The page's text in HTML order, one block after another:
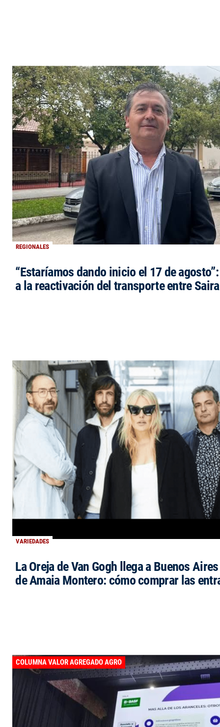
REGIONALES
“Estaríamos dando inicio el 17 de
a la reactivación del transporte entre
VARIEDADES
La Oreja de Van Gogh llega a Buenos
de Amaia Montero: cómo comprar las
COLUMNA VALOR AGREGADO AGRO